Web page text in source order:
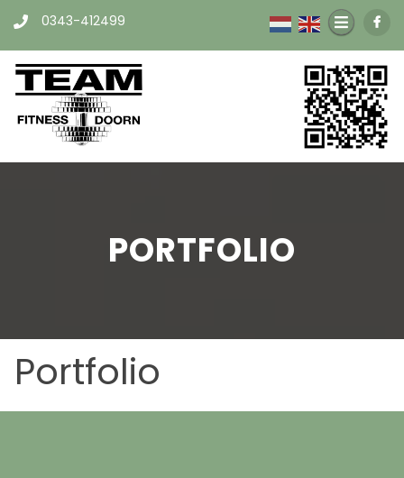
0343-412499
PORTFOLIO
Portfolio